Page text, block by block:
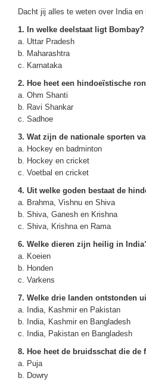
Dacht jij alles te weten over India
1. In welke deelstaat ligt Bombay?
a. Uttar Pradesh
b. Maharashtra
c. Karnataka
2. Hoe heet een hindoeïstische
a. Ohm Shanti
b. Ravi Shankar
c. Sadhoe
3. Wat zijn de nationale sporten
a. Hockey en badminton
b. Hockey en cricket
c. Voetbal en cricket
4. Uit welke goden bestaat de
a. Brahma, Vishnu en Shiva
b. Shiva, Ganesh en Krishna
c. Shiva, Krishna en Rama
6. Welke dieren zijn heilig in
a. Koeien
b. Honden
c. Varkens
7. Welke drie landen ontstonden
a. India, Kashmir en Pakistan
b. India, Kashmir en Bangladesh
c. India, Pakistan en Bangladesh
8. Hoe heet de bruidsschat die
a. Puja
b. Dowry